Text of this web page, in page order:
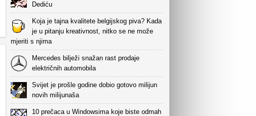
Dediću
Koja je tajna kvalitete belgijskog piva? Kada
je u pitanju kreativnost, nitko se ne može
mjeriti s njima
Mercedes bilježi snažan rast prodaje
električnih automobila
Svijet je prošle godine dobio gotovo milijun
novih milijunaša
10 prečaca u Windowsima koje biste odmah